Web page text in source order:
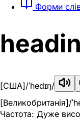
Форми
[США]/ˈhedɪŋ/
[Великобританія]/
Частота: Дуже